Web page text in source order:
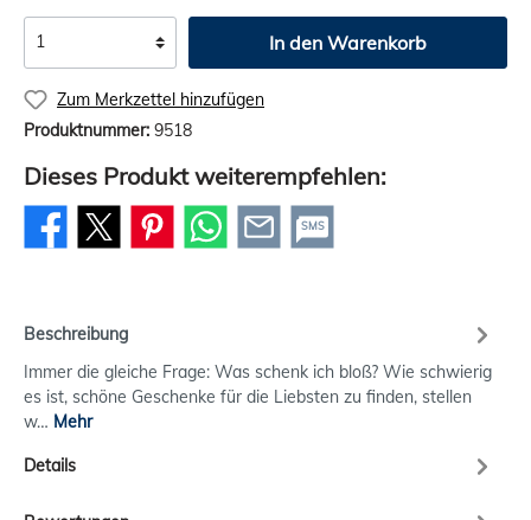
In den Warenkorb
Zum Merkzettel hinzufügen
Produktnummer: 9518
Dieses Produkt weiterempfehlen:
SMS
Beschreibung
Immer die gleiche Frage: Was schenk ich bloß? Wie schwierig
es ist, schöne Geschenke für die Liebsten zu finden, stellen
w… Mehr
Details